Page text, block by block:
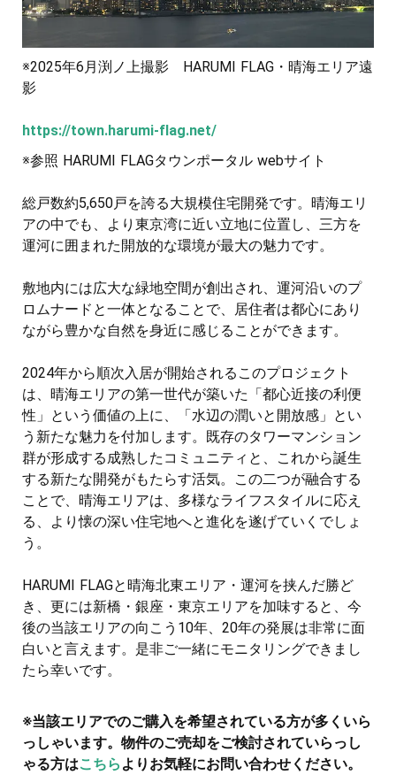
※2025年6月渕ノ上撮影 HARUMI FLAG・晴海エリア遠
影
https://town.harumi-flag.net/
※参照 HARUMI FLAGタウンポータル webサイト
総戸数約5,650戸を誇る大規模住宅開発です。晴海エリ
アの中でも、より東京湾に近い立地に位置し、三方を
運河に囲まれた開放的な環境が最大の魅力です。
敷地内には広大な緑地空間が創出され、運河沿いのプ
ロムナードと一体となることで、居住者は都心にあり
ながら豊かな自然を身近に感じることができます。
2024年から順次入居が開始されるこのプロジェクト
は、晴海エリアの第一世代が築いた「都心近接の利便
性」という価値の上に、「水辺の潤いと開放感」とい
う新たな魅力を付加します。既存のタワーマンション
群が形成する成熟したコミュニティと、これから誕生
する新たな開発がもたらす活気。この二つが融合する
ことで、晴海エリアは、多様なライフスタイルに応え
る、より懐の深い住宅地へと進化を遂げていくでしょ
う。
HARUMI FLAGと晴海北東エリア・運河を挟んだ勝ど
き、更には新橋・銀座・東京エリアを加味すると、今
後の当該エリアの向こう10年、20年の発展は非常に面
白いと言えます。是非ご一緒にモニタリングできまし
たら幸いです。
※当該エリアでのご購入を希望されている方が多くいら
っしゃいます。物件のご売却をご検討されていらっし
ゃる方はこちら よりお気軽にお問い合わせください。